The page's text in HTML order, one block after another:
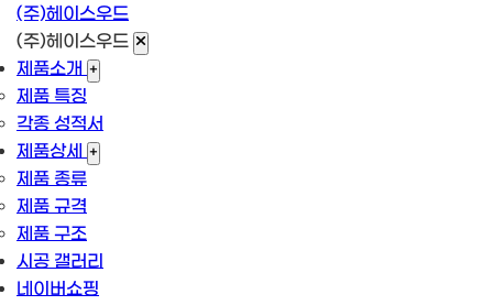
(주)헤이스우드
(주)헤이스우드
제품소개 +
제품 특징
각종 성적서
제품상세
+
제품 종류
제품 규격
제품 구조
시공 갤러리
네이버쇼핑